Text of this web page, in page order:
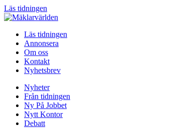
Läs tidningen
Läs tidningen
Annonsera
Om oss
Kontakt
Nyhetsbrev
Nyheter
Från tidningen
Ny På Jobbet
Nytt Kontor
Debatt